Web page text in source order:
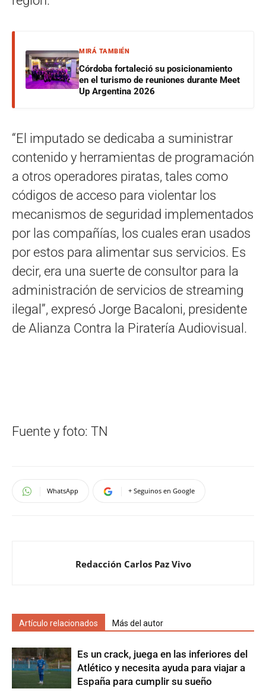
MIRÁ TAMBIÉN
Córdoba fortaleció su posicionamiento
en el turismo de reuniones durante Meet
Up Argentina 2026
“El imputado se dedicaba a suministrar
contenido y herramientas de programación
a otros operadores piratas, tales como
códigos de acceso para violentar los
mecanismos de seguridad implementados
por las compañías, los cuales eran usados
por estos para alimentar sus servicios. Es
decir, era una suerte de consultor para la
administración de servicios de streaming
ilegal”, expresó Jorge Bacaloni, presidente
de Alianza Contra la Piratería Audiovisual.
Fuente y foto: TN
WhatsApp + Seguinos en Google
Redacción Carlos Paz Vivo
Artículo relacionados Más del autor
Es un crack, juega en las inferiores del
Atlético y necesita ayuda para viajar a
España para cumplir su sueño